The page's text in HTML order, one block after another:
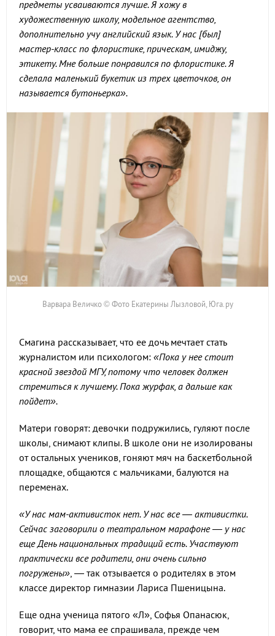
предметы усваиваются лучше. Я хожу в
художественную школу, модельное агентство,
дополнительно учу английский язык. У нас [был]
мастер-класс по флористике, прическам, имиджу,
этикету. Мне больше понравился по флористике. Я
сделала маленький букетик из трех цветочков, он
называется бутоньерка».
Варвара Величко © Фото Екатерины Лызловой, Юга.ру
Смагина рассказывает, что ее дочь мечтает стать
журналистом или психологом: «Пока у нее стоит
красной звездой МГУ, потому что человек должен
стремиться к лучшему. Пока журфак, а дальше как
пойдет».
Матери говорят: девочки подружились, гуляют после
школы, снимают клипы. В школе они не изолированы
от остальных учеников, гоняют мяч на баскетбольной
площадке, общаются с мальчиками, балуются на
переменах.
«У нас мам-активисток нет. У нас все — активистки.
Сейчас заговорили о театральном марафоне — у нас
еще День национальных традиций есть. Участвуют
практически все родители, они очень сильно
погружены», — так отзывается о родителях в этом
классе директор гимназии Лариса Пшеницына.
Еще одна ученица пятого «Л», Софья Опанасюк,
говорит, что мама ее спрашивала, прежде чем